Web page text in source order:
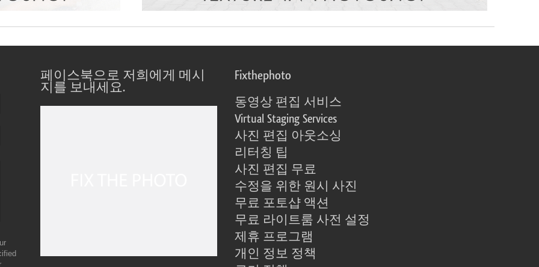
페이스북으로 저희에게 메시
지를 보내세요.
Fixthephoto
동영상 편집 서비스
Virtual Staging Services
사진 편집 아웃소싱
리터칭 팁
사진 편집 무료
수정을 위한 원시 사진
무료 포토샵 액션
무료 라이트룸 사전 설정
제휴 프로그램
개인 정보 정책